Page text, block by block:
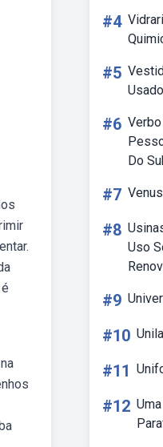
#4
#5
Usado
#6
Do
#7
#8
Uso
#9
#10
#11
#12